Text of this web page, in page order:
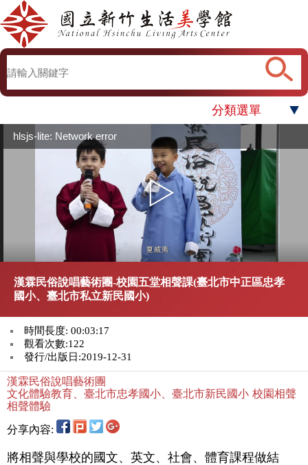
分類選單
hlsjs-lite: Network error
漢霖民俗說唱藝術團-校園五堂相聲課(臺北市中正區忠孝
國小、臺北市私立新民國小)
時間長度: 00:03:17
觀看次數:122
發行/出版日:2019-12-31
漢霖民俗說唱藝術團
文化體驗教育、臺北市忠孝國小、臺北市新民國小 校園相聲
相聲體驗
分享內容:
將相聲與學校的國文、英文、社會、體育課程做結